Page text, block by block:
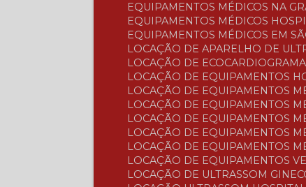
EQUIPAMENTOS MÉDICOS NA
EQUIPAMENTOS MÉDICOS
EQUIPAMENTOS MÉDICOS EM
LOCAÇÃO DE APARELHO DE
LOCAÇÃO DE ECOCARDIOGRAMA
LOCAÇÃO DE EQUIPAMENTOS
LOCAÇÃO DE EQUIPAMENTOS
LOCAÇÃO DE EQUIPAMENTOS
LOCAÇÃO DE EQUIPAMENTOS
LOCAÇÃO DE EQUIPAMENTOS
LOCAÇÃO DE EQUIPAMENTOS
LOCAÇÃO DE EQUIPAMENTOS
LOCAÇÃO DE ULTRASSOM